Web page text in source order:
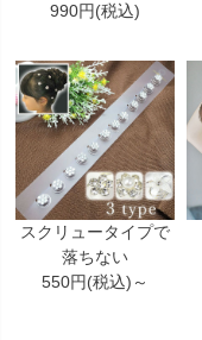
990円(税込)
スクリュータイプで
落ちない
550円(税込)～